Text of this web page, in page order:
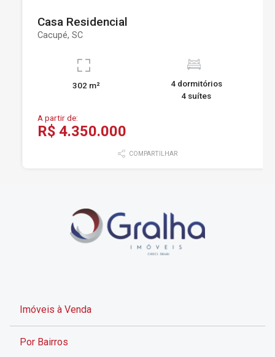
Casa Residencial
Cacupé, SC
302 m²
4 dormitórios
4 suítes
A partir de:
R$ 4.350.000
COMPARTILHAR
Imóveis à Venda
Por Bairros